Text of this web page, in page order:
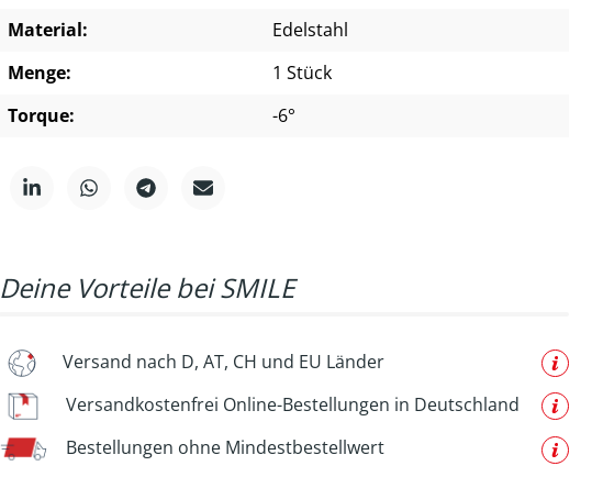
Material:
Edelstahl
Menge:
1 Stück
Torque:
-6°
Deine Vorteile bei SMILE
Versand nach D, AT, CH und EU Länder
Versandkostenfrei Online-Bestellungen in Deutschland
Bestellungen ohne Mindestbestellwert